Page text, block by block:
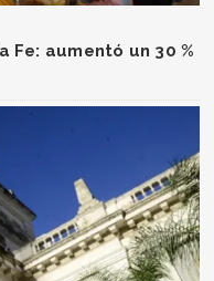
Fe: aumentó un 30 %